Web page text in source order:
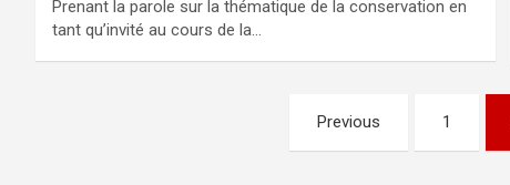
Prenant la parole sur la thématique de la conservation en
tant qu’invité au cours de la…
Previous 1